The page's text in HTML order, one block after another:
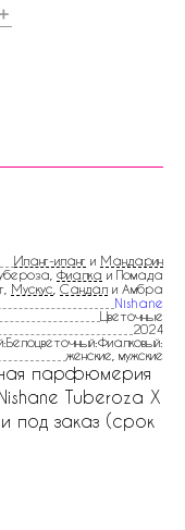
Иланг-иланг и Мандарин
Фиалка и Помада
Мускус Сандал и Амбра
Nishane
Цветочные
2024
женские, мужские
парфюмерия
Tuberoza X
под заказ (срок